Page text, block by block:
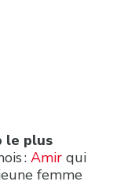
le plus
: Amir qui
femme